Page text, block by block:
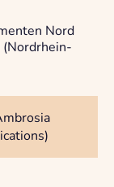
Nord
(Nordrhein-